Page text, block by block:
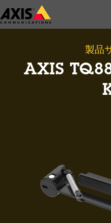
メ
イ
製品
AXIS